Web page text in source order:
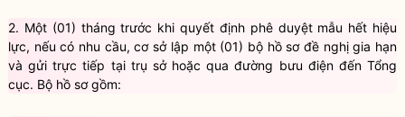
2. Một (01) tháng trước khi quyết định phê duyệt mẫu hết hiệu
lực, nếu có nhu cầu, cơ sở lập một (01) bộ hồ sơ đề nghị gia hạn
và gửi trực tiếp tại trụ sở hoặc qua đường bưu điện đến Tổng
cục. Bộ hồ sơ gồm: